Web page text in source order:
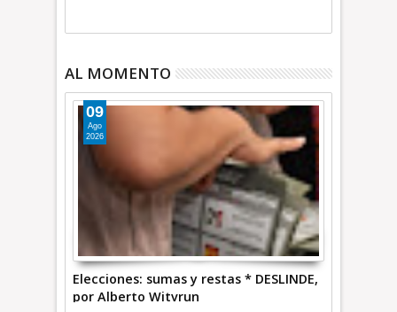
AL MOMENTO
Elecciones: sumas y restas * DESLINDE,
por Alberto Witvrun
09
Ago
2026